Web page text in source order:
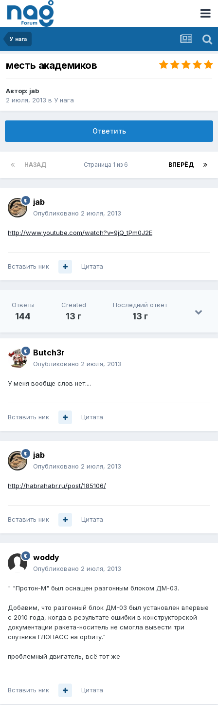
У нага
месть академиков
Автор: jab
2 июля, 2013 в У нага
Ответить
НАЗАД ВПЕРЁД
Страница 1 из 6
jab
Опубликовано 2 июля, 2013
http://www.youtube.com/watch?v=9jQ_tPm0J2E
Вставить ник Цитата
Ответы
144
Created
13 г
Последний ответ
13 г
Butch3r
Опубликовано 2 июля, 2013
У меня вообще слов нет....
Вставить ник Цитата
jab
Опубликовано 2 июля, 2013
http://habrahabr.ru/post/185106/
Вставить ник Цитата
woddy
Опубликовано 2 июля, 2013
" "Протон-М" был оснащен разгонным блоком ДМ-03.
Добавим, что разгонный блок ДМ-03 был установлен впервые
с 2010 года, когда в результате ошибки в конструкторской
документации ракета-носитель не смогла вывести три
спутника ГЛОНАСС на орбиту."
проблемный двигатель, всё тот же
Вставить ник Цитата